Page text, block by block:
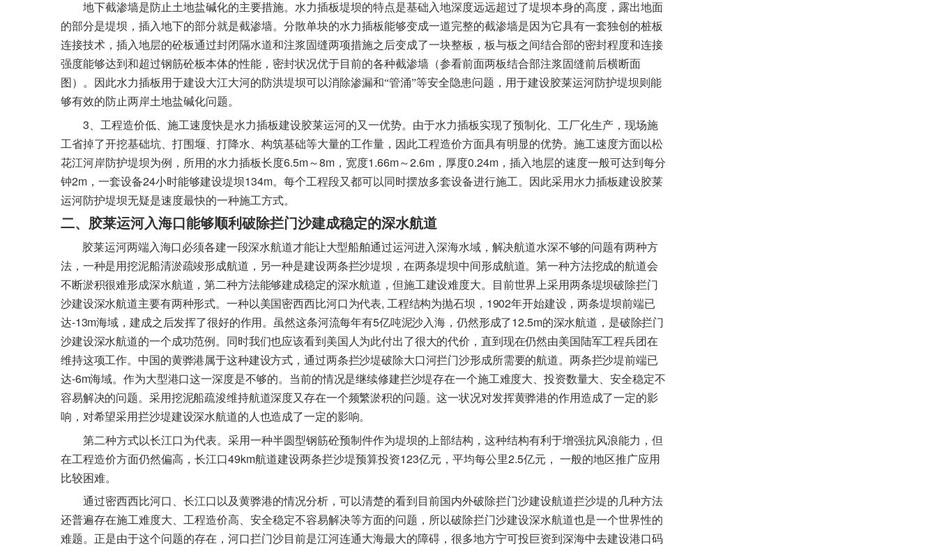
地下截渗墙是防止土地盐碱化的主要措施。水力插板堤坝的特点是基础入地深度远远超过了堤坝本身的高度，露出地面
的部分是堤坝，插入地下的部分就是截渗墙。分散单块的水力插板能够变成一道完整的截渗墙是因为它具有一套独创的桩板
连接技术，插入地层的砼板通过封闭隔水道和注浆固缝两项措施之后变成了一块整板，板与板之间结合部的密封程度和连接
强度能够达到和超过钢筋砼板本体的性能，密封状况优于目前的各种截渗墙（参看前面两板结合部注浆固缝前后横断面
图）。因此水力插板用于建设大江大河的防洪堤坝可以消除渗漏和“管涌”等安全隐患问题，用于建设胶莱运河防护堤坝则能
够有效的防止两岸土地盐碱化问题。
3 、工程造价低、施工速度快是水力插板建设胶莱运河的又一优势。由于水力插板实现了预制化、工厂化生产，现场施
工省掉了开挖基础坑、打围堰、打降水、构筑基础等大量的工作量，因此工程造价方面具有明显的优势。施工速度方面以松
花江河岸防护堤坝为例，所用的水力插板长度6.5m～8m ，宽度1.66m～2.6m ，厚度0.24m ，插入地层的速度一般可达到每分
钟2m ，一套设备24小时能够建设堤坝134m。每个工程段又都可以同时摆放多套设备进行施工。因此采用水力插板建设胶莱
运河防护堤坝无疑是速度最快的一种施工方式。
二、胶莱运河入海口能够顺利破除拦门沙建成稳定的深水航道
胶莱运河两端入海口必须各建一段深水航道才能让大型船舶通过运河进入深海水域，解决航道水深不够的问题有两种方
法，一种是用挖泥船清淤疏竣形成航道，另一种是建设两条拦沙堤坝，在两条堤坝中间形成航道。第一种方法挖成的航道会
不断淤积很难形成深水航道，第二种方法能够建成稳定的深水航道，但施工建设难度大。目前世界上采用两条堤坝破除拦门
沙建设深水航道主要有两种形式。一种以美国密西西比河口为代表, 工程结构为抛石坝， 1902年开始建设，两条堤坝前端已
达-13m海域，建成之后发挥了很好的作用。虽然这条河流每年有5亿吨泥沙入海，仍然形成了12.5m的深水航道，是破除拦门
沙建设深水航道的一个成功范例。同时我们也应该看到美国人为此付出了很大的代价，直到现在仍然由美国陆军工程兵团在
维持这项工作。中国的黄骅港属于这种建设方式，通过两条拦沙堤破除大口河拦门沙形成所需要的航道。两条拦沙堤前端已
达-6m海域。作为大型港口这一深度是不够的。当前的情况是继续修建拦沙堤存在一个施工难度大、投资数量大、安全稳定不
容易解决的问题。采用挖泥船疏浚维持航道深度又存在一个频繁淤积的问题。这一状况对发挥黄骅港的作用造成了一定的影
响，对希望采用拦沙堤建设深水航道的人也造成了一定的影响。
第二种方式以长江口为代表。采用一种半圆型钢筋砼预制件作为堤坝的上部结构，这种结构有利于增强抗风浪能力，但
在工程造价方面仍然偏高，长江口49km航道建设两条拦沙堤预算投资123亿元，平均每公里2.5亿元，
一般的地区推广应用
比较困难。
通过密西西比河口、长江口以及黄骅港的情况分析，可以清楚的看到目前国内外破除拦门沙建设航道拦沙堤的几种方法
还普遍存在施工难度大、工程造价高、安全稳定不容易解决等方面的问题，所以破除拦门沙建设深水航道也是一个世界性的
难题。正是由于这个问题的存在，河口拦门沙目前是江河连通大海最大的障碍，很多地方宁可投巨资到深海中去建设港口码